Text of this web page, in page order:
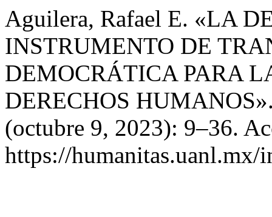
Aguilera, Rafael E. «LA
INSTRUMENTO DE
DEMOCRÁTICA PARA
DERECHOS
(octubre 9, 2023): 9–36.
https://